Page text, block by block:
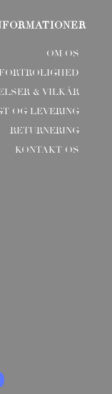
OM OS
FORTROLIGHED
& VILKÅR
OG LEVERING
RETURNERING
KONTAKT OS